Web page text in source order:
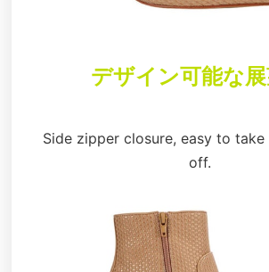
デザイン可能な展
Side zipper closure, easy to take
off.